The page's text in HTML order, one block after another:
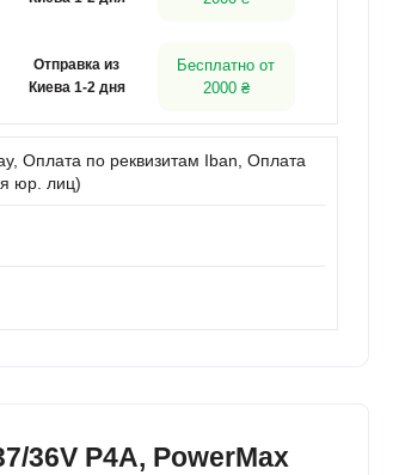
Отправка из
Киева 1-2 дня
Бесплатно от
2000 ₴
Оплата по реквизитам Iban, Оплата
юр. лиц)
36V P4A, PowerMax